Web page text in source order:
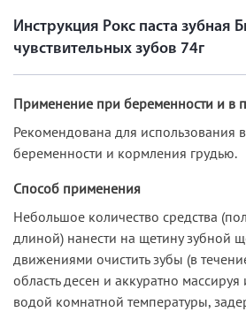
Инструкция Рокс паста зубная
чувствительных зубов 74г
Применение при беременности и в
Рекомендована для использования
беременности и кормления грудью.
Способ применения
Небольшое количество средства
длиной) нанести на щетину зубной
движениями очистить зубы (в
область десен и аккуратно массируя
водой комнатной температуры,